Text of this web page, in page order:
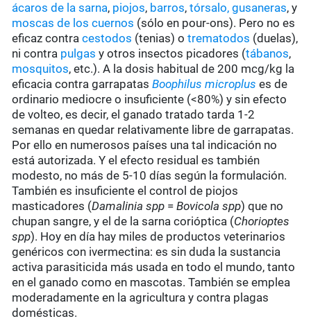
ácaros de la sarna, piojos, barros,tórsalo,gusaneras, y
moscas de los cuernos (sólo en pour-ons). Pero no es
eficaz contracestodos (tenias) otrematodos (duelas),
ni contra pulgas y otros insectos picadores (tábanos,
mosquitos, etc.). A la dosis habitual de 200 mcg/kg la
eficacia contra garrapatasBoophilus microplus es de
ordinario mediocre o insuficiente (<80%) y sin efecto
de volteo, es decir, el ganado tratado tarda 1-2
semanas en quedar relativamente libre de garrapatas.
Por ello en numerosos países una tal indicación no
está autorizada. Y el efecto residual es también
modesto, no más de 5-10 días según la formulación.
También es insuficiente el control de piojos
masticadores (Damalinia spp =Bovicola spp) que no
chupan sangre, y el de la sarna corióptica (Chorioptes
spp). Hoy en día hay miles de productos veterinarios
genéricos con ivermectina: es sin duda la sustancia
activa parasiticida más usada en todo el mundo, tanto
en el ganado como en mascotas. También se emplea
moderadamente en la agricultura y contra plagas
domésticas.